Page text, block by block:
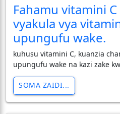
Fahamu vitamini
vyakula vya
upungufu wake.
kuhusu vitamini C, kuanzia
upungufu wake na kazi zake
SOMA ZAIDI...